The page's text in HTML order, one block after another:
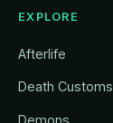
EXPLORE
Afterlife
Death Customs
Demons